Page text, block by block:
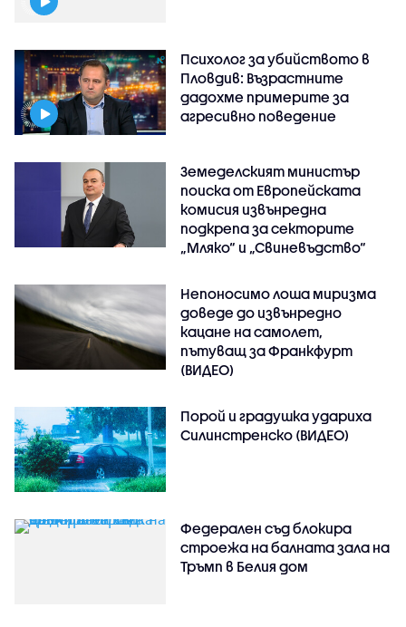
Психолог за убийството в
Пловдив: Възрастните
дадохме примерите за
агресивно поведение
Земеделският министър
поиска от Европейската
комисия извънредна
подкрепа за секторите
„Мляко“ и „Свиневъдство“
Непоносимо лоша миризма
доведе до извънредно
кацане на самолет,
пътуващ за Франкфурт
(ВИДЕО)
Порой и градушка удариха
Силинстренско (ВИДЕО)
Федерален съд блокира
строежа на балната зала на
Тръмп в Белия дом